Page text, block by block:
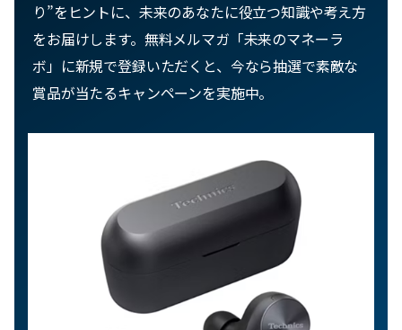
り”をヒントに、未来のあなたに役立つ知識や考え方
をお届けします。無料メルマガ「未来のマネーラ
ボ」に新規で登録いただくと、今なら抽選で素敵な
賞品が当たるキャンペーンを実施中。